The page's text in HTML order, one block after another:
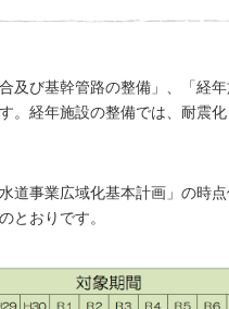
及び基幹管路の整備」、「経
。経年施設の整備では、耐震
道事業広域化基本計画」の時
とおりです。